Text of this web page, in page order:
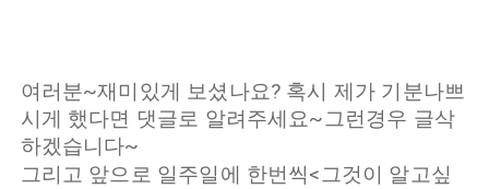
여러분~재미있게 보셨나요? 혹시 제가 기분나쁘
시게 했다면 댓글로 알려주세요~그런경우 글삭
하겠습니다~
그리고 앞으로 일주일에 한번씩<그것이 알고싶